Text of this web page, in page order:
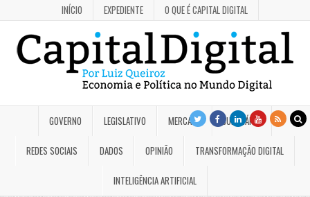
INÍCIO EXPEDIENTE O QUE É CAPITAL DIGITAL
GOVERNO LEGISLATIVO MERCADO JUDICIÁRIO
REDES SOCIAIS DADOS OPINIÃO TRANSFORMAÇÃO DIGITAL
INTELIGÊNCIA ARTIFICIAL